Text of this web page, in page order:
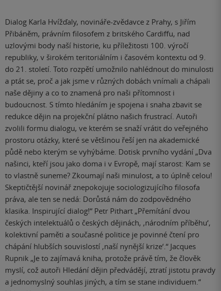
Dialog Karla Hvížďaly, novináře-zvědavce z Prahy, s Jiřím
Přibáněm, právním filosofem z britského Cardiffu, nad
uzlovými body naší historie, ku příležitosti 100. výročí
republiky, v širokém teritoriálním i časovém kontextu od 9.
do 21. století. Toto rozpětí umožnilo nahlédnout do minulosti
a ptát se, proč a jak jsme v různých dobách vnímali a chápali
naše dějiny a co to znamená pro naši přítomnost i
budoucnost. S tímto hledáním je spojena i snaha zbavit se
redukce dějin na projekční plátno našich frustrací. Autoři
zvolili formu dialogu, ve kterém se snaží vrátit do veřejného
prostoru otázky, které se většinou řeší jen na akademické
půdě nebo kterým se vyhýbáme. Dotisk prvního vydání „Dva
našinci, kteří jsou jako doma i v Evropě, mají starost: Kam se
to vlastně suneme? Zkoumají naši minulost, a to úplně celou!
Skeptičtější novinář znepokojuje sociologizujícího filosofa
práva, ale ten se nedá: Dorůstá nám do zodpovědného
klasika. Inspirující dialog!“ Petr Pithart „Přemítání dvou
českých intelektuálů o českých dějinách, ‚národním příběhu‘,
kolektivní paměti a současné politice je povinné čtení pro
chápání hlubších souvislostí ‚naší nynější krize‘.“ Jacques
Rupnik „Je to zajímavá kniha, protože právě tím, že člověk
myslí, což autoři Hledání dějin předvádějí, ztratí jistotu pravdy
a jednomyslný souhlas jiných, a tím se stane individuem.“